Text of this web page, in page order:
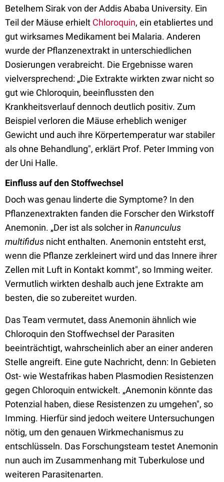
Betelhem Sirak von der Addis Ababa University. Ein
Teil der Mäuse erhielt Chloroquin, ein etabliertes und
gut wirksames Medikament bei Malaria. Anderen
wurde der Pflanzenextrakt in unterschiedlichen
Dosierungen verabreicht. Die Ergebnisse waren
vielversprechend: „Die Extrakte wirkten zwar nicht so
gut wie Chloroquin, beeinflussten den
Krankheitsverlauf dennoch deutlich positiv. Zum
Beispiel verloren die Mäuse erheblich weniger
Gewicht und auch ihre Körpertemperatur war stabiler
als ohne Behandlung", erklärt Prof. Peter Imming von
der Uni Halle.
Einfluss auf den Stoffwechsel
Doch was genau linderte die Symptome? In den
Pflanzenextrakten fanden die Forscher den Wirkstoff
Anemonin. „Der ist als solcher in Ranunculus
multifidus nicht enthalten. Anemonin entsteht erst,
wenn die Pflanze zerkleinert wird und das Innere ihrer
Zellen mit Luft in Kontakt kommt", so Imming weiter.
Vermutlich wirkten deshalb auch jene Extrakte am
besten, die so zubereitet wurden.
Das Team vermutet, dass Anemonin ähnlich wie
Chloroquin den Stoffwechsel der Parasiten
beeinträchtigt, wahrscheinlich aber an einer anderen
Stelle angreift. Eine gute Nachricht, denn: In Gebieten
Ost- wie Westafrikas haben Plasmodien Resistenzen
gegen Chloroquin entwickelt. „Anemonin könnte das
Potenzial haben, diese Resistenzen zu umgehen", so
Imming. Hierfür sind jedoch weitere Untersuchungen
nötig, um den genauen Wirkmechanismus zu
entschlüsseln. Das Forschungsteam testet Anemonin
nun auch im Zusammenhang mit Tuberkulose und
weiteren Parasitenarten.